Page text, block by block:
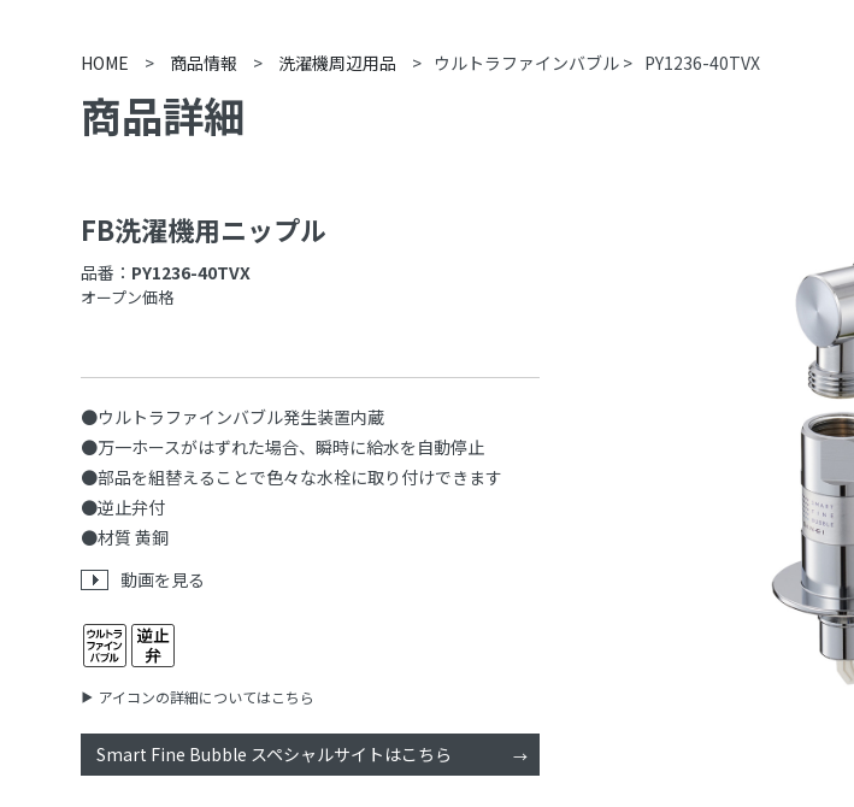
HOME > 商品情報 > 洗濯機周辺用品 > ウルトラファインバブル > PY1236-40TVX
商品詳細
FB洗濯機用ニップル
品番： PY1236-40TVX
オープン価格
●ウルトラファインバブル発生装置内蔵
●万一ホースがはずれた場合、瞬時に給水を自動停止
●部品を組替えることで色々な水栓に取り付けできます
●逆止弁付
●材質 黄銅
動画を見る
アイコンの詳細についてはこちら
Smart Fine Bubble スペシャルサイトはこちら